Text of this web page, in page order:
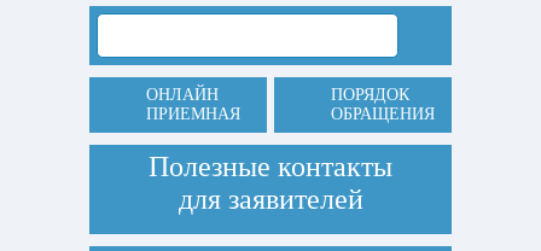
ОНЛАЙН
ПРИЕМНАЯ
ПОРЯДОК
ОБРАЩЕНИЯ
Полезные контакты
для заявителей